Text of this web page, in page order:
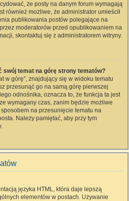
że posty na danym forum wymagają
również możliwe, że administrator umieścił
publikowania postów polegające na
moderatorów przed opublikowaniem na
skontaktuj się z administratorem witryny.
swój temat na górę strony tematów?
w górę”, znajdujący się w widoku tematu
przesunąć go na samą górę pierwszej
odnośnika, oznacza to, że funkcja ta jest
wymagany czas, zanim będzie możliwe
na przesunięcie tematu na
Należy pamiętać, aby przy tym
języka HTML, która daje lepszą
elementów w postach. Używanie